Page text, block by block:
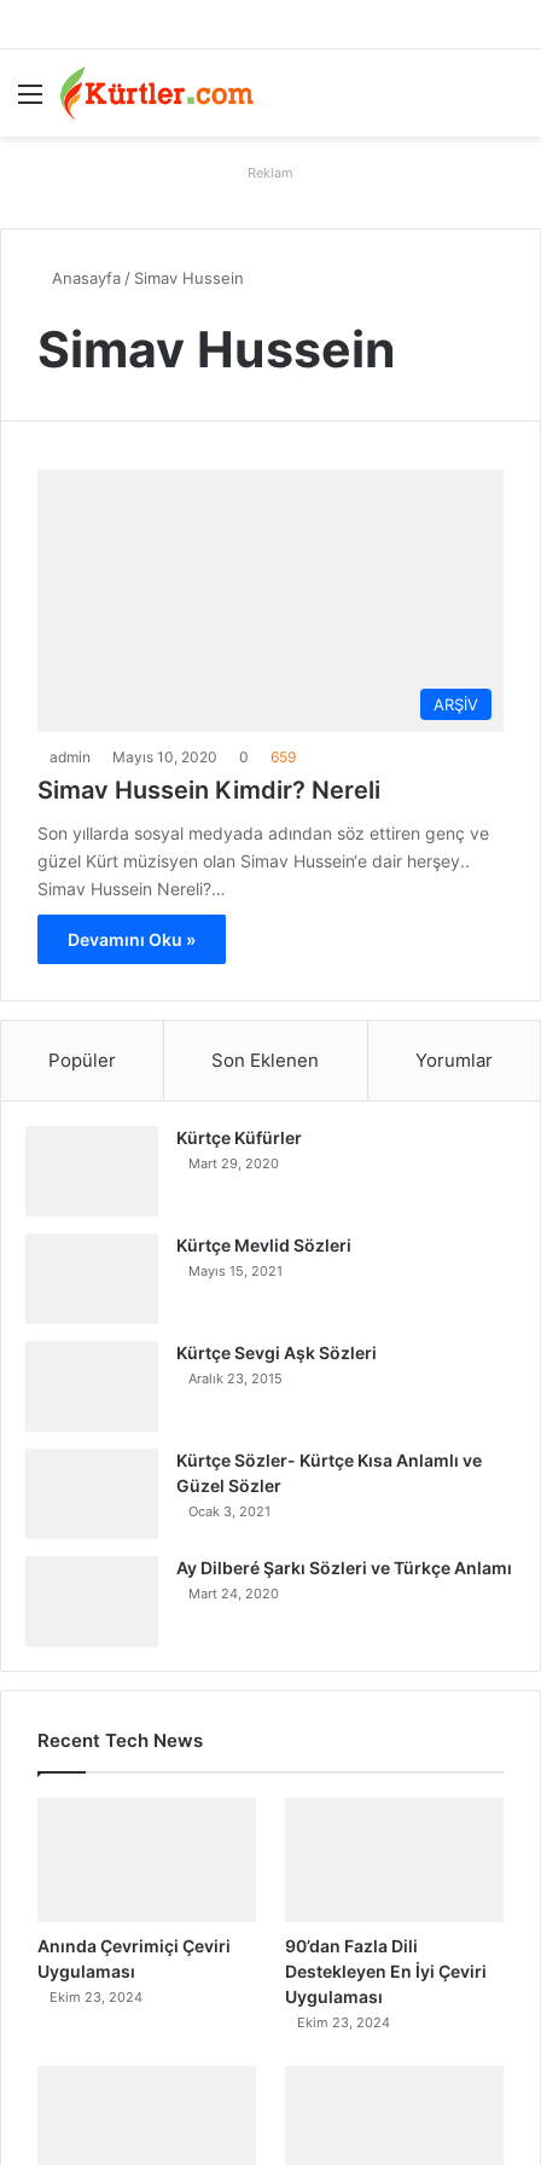
Menü
Reklam
Anasayfa / Simav Hussein
Simav Hussein
ARŞİV
admin Mayıs 10, 2020 0 659
Simav Hussein Kimdir? Nereli
Son yıllarda sosyal medyada adından söz ettiren genç ve
güzel Kürt müzisyen olan Simav Hussein‘e dair herşey..
Simav Hussein Nereli?…
Devamını Oku »
Popüler Son Eklenen Yorumlar
Kürtçe Küfürler
Mart 29, 2020
Kürtçe Mevlid Sözleri
Mayıs 15, 2021
Kürtçe Sevgi Aşk Sözleri
Aralık 23, 2015
Kürtçe Sözler- Kürtçe Kısa Anlamlı ve
Güzel Sözler
Ocak 3, 2021
Ay Dilberé Şarkı Sözleri ve Türkçe Anlamı
Mart 24, 2020
Recent Tech News
Anında Çevrimiçi Çeviri
Uygulaması
Ekim 23, 2024
90’dan Fazla Dili
Destekleyen En İyi Çeviri
Uygulaması
Ekim 23, 2024